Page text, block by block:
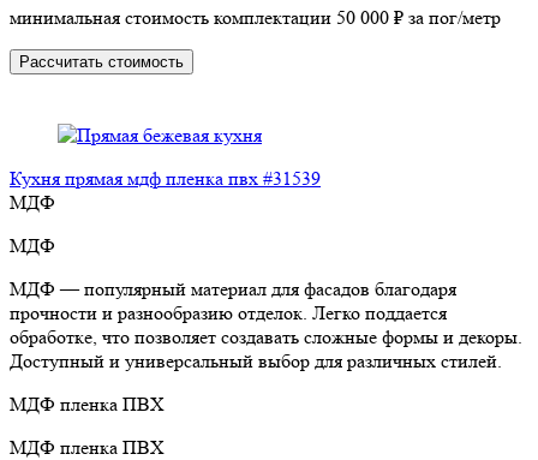
минимальная стоимость комплектации 50 000 ₽ за пог/метр
Рассчитать стоимость
Кухня прямая мдф пленка пвх #31539
МДФ
МДФ
МДФ — популярный материал для фасадов благодаря
прочности и разнообразию отделок. Легко поддается
обработке, что позволяет создавать сложные формы и декоры.
Доступный и универсальный выбор для различных стилей.
МДФ пленка ПВХ
МДФ пленка ПВХ